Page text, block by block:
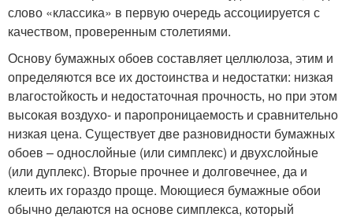
слово «классика» в первую очередь ассоциируется с
качеством, проверенным столетиями.
Основу бумажных обоев составляет целлюлоза, этим и
определяются все их достоинства и недостатки: низкая
влагостойкость и недостаточная прочность, но при этом
высокая воздухо- и паропроницаемость и сравнительно
низкая цена. Существует две разновидности бумажных
обоев – однослойные (или симплекс) и двухслойные
(или дуплекс). Вторые прочнее и долговечнее, да и
клеить их гораздо проще. Моющиеся бумажные обои
обычно делаются на основе симплекса, который